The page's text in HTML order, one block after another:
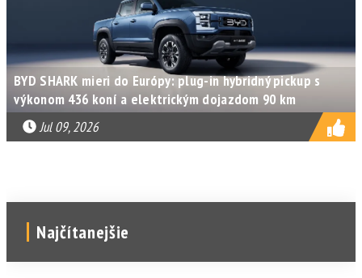
BYD SHARK mieri do Európy: plug-in hybridný pickup s
výkonom 436 koní a elektrickým dojazdom 90 km
Jul 09, 2026
Najčítanejšie